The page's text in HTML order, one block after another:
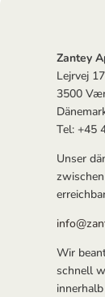
Zantey
Lejrvej 17
3500
Tel: +45
Unser
Wir
schnell
innerhalb